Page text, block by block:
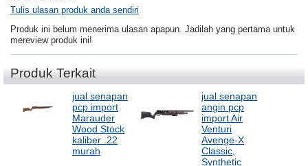
Tulis ulasan produk anda sendiri
Produk ini belum menerima ulasan apapun. Jadilah yang pertama untuk
mereview produk ini!
Produk Terkait
jual senapan
pcp import
Marauder
Wood Stock
kaliber .22
murah
jual senapan
angin pcp
import Air
Venturi
Avenge-X
Classic,
Synthetic